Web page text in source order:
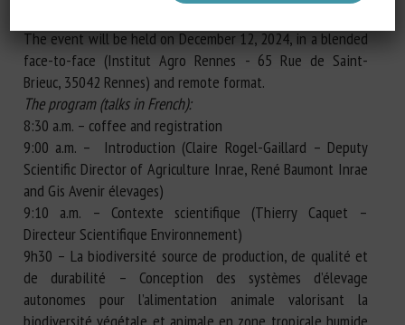
The event will be held on December 12, 2024, in a blended
face-to-face (Institut Agro Rennes - 65 Rue de Saint-
Brieuc, 35042 Rennes) and remote format.
The program (talks in French):
8:30 a.m. – coffee and registration
9:00 a.m. – Introduction (Claire Rogel-Gaillard – Deputy
Scientific Director of Agriculture Inrae, René Baumont Inrae
and Gis Avenir élevages)
9:10 a.m. – Contexte scientifique (Thierry Caquet –
Directeur Scientifique Environnement)
9h30 – La biodiversité source de production, de qualité et
de durabilité – Conception des systèmes d’élevage
autonomes pour l’alimentation animale valorisant la